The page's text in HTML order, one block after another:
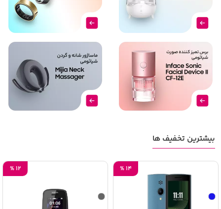
بیشترین تخفیف ها
14
%
12
%